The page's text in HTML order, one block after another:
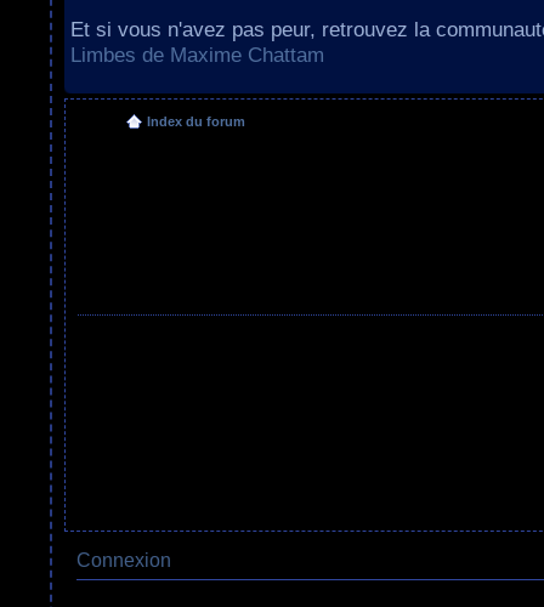
Et si vous n'avez pas peur, retrouvez la
Limbes de Maxime Chattam
Index du forum
Connexion